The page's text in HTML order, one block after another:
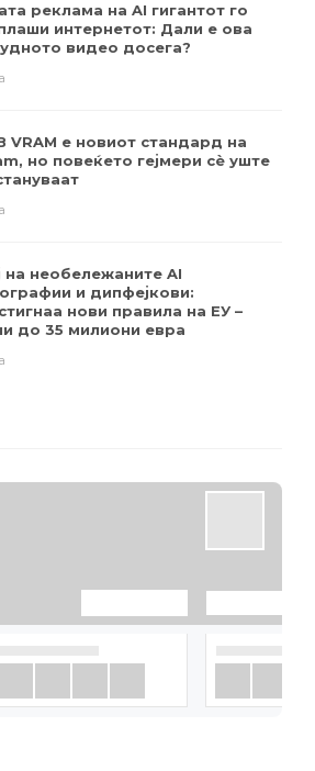
реклама на AI гигантот го
интернетот: Дали е ова
видео досега?
VRAM е новиот стандард на
но повеќето гејмери ​​сè уште
на необележаните AI
и дипфејкови:
нови правила на ЕУ –
до 35 милиони евра